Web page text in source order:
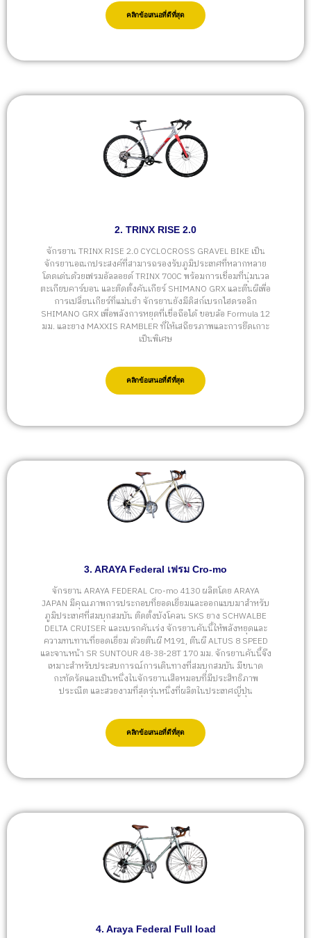
คลิกข้อเสนอที่ดีที่สุด
2. TRINX RISE 2.0
จักรยาน TRINX RISE 2.0 CYCLOCROSS GRAVEL BIKE เป็น
จักรยานอเนกประสงค์ที่สามารถรองรับภูมิประเทศที่หลากหลาย
โดดเด่นด้วยเฟรมอัลลอยด์ TRINX 700C พร้อมการเชื่อมที่นุ่มนวล
ตะเกียบคาร์บอน และติดตั้งคันเกียร์ SHIMANO GRX และตีนผีเพื่อ
การเปลี่ยนเกียร์ที่แม่นยำ จักรยานยังมีดิสก์เบรกไฮดรอลิก
SHIMANO GRX เพื่อพลังการหยุดที่เชื่อถือได้ ขอบล้อ Formula 12
มม. และยาง MAXXIS RAMBLER ที่ให้เสถียรภาพและการยึดเกาะ
เป็นพิเศษ
คลิกข้อเสนอที่ดีที่สุด
3. ARAYA Federal เฟรม Cro-mo
จักรยาน ARAYA FEDERAL Cro-mo 4130 ผลิตโดย ARAYA
JAPAN มีคุณภาพการประกอบที่ยอดเยี่ยมและออกแบบมาสำหรับ
ภูมิประเทศที่สมบุกสมบัน ติดตั้งบังโคลน SKS ยาง SCHWALBE
DELTA CRUISER และเบรกคันเร่ง จักรยานคันนี้ให้พลังหยุดและ
ความทนทานที่ยอดเยี่ยม ด้วยตีนผี M191, ตีนผี ALTUS 8 SPEED
และจานหน้า SR SUNTOUR 48-38-28T 170 มม. จักรยานคันนี้จึง
เหมาะสำหรับประสบการณ์การเดินทางที่สมบุกสมบัน มีขนาด
กะทัดรัดและเป็นหนึ่งในจักรยานเสือหมอบที่มีประสิทธิภาพ
ประณีต และสวยงามที่สุดรุ่นหนึ่งที่ผลิตในประเทศญี่ปุ่น
คลิกข้อเสนอที่ดีที่สุด
4. Araya Federal Full load